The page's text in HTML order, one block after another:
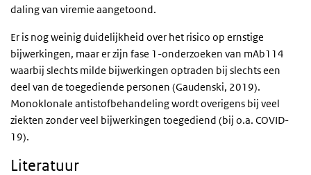
daling van viremie aangetoond.
Er is nog weinig duidelijkheid over het risico op ernstige
bijwerkingen, maar er zijn fase 1-onderzoeken van mAb114
waarbij slechts milde bijwerkingen optraden bij slechts een
deel van de toegediende personen (Gaudenski, 2019).
Monoklonale antistofbehandeling wordt overigens bij veel
ziekten zonder veel bijwerkingen toegediend (bij o.a. COVID-
19).
Literatuur